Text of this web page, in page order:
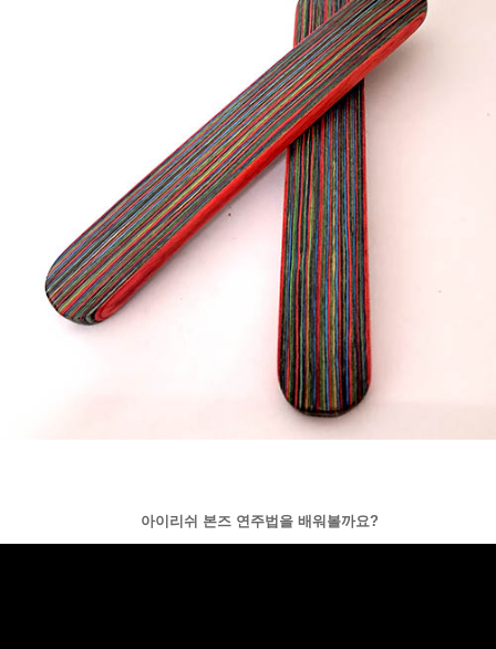
아이리쉬 본즈 연주법을 배워볼까요?